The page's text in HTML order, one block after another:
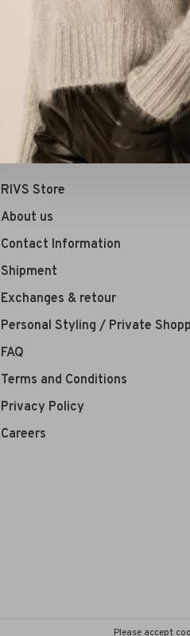
Sort by:
RIVS Store
About us
Contact Information
Shipment
Exchanges & retour
Personal Styling / Private
FAQ
Terms and Conditions
Privacy Policy
Careers
Please accept